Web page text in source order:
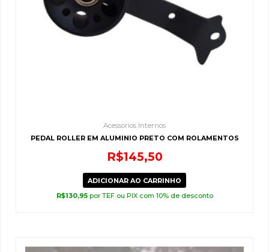
Acessórios Internos
PEDAL ROLLER EM ALUMINIO PRETO COM ROLAMENTOS
R$145,50
ADICIONAR AO CARRINHO
R$130,95 por TEF ou PIX com 10% de desconto